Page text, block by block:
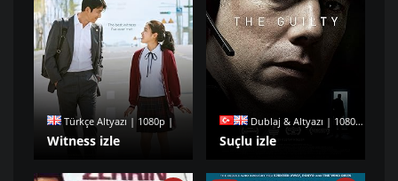
Türkçe Altyazı | 1080p |
Witness izle
Dublaj & Altyazı | 1080p |
Suçlu izle